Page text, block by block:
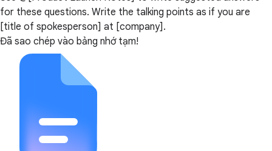
for these questions. Write the talking points as if you are
[title of spokesperson] at [company].
Đã sao chép vào bảng nhớ tạm!